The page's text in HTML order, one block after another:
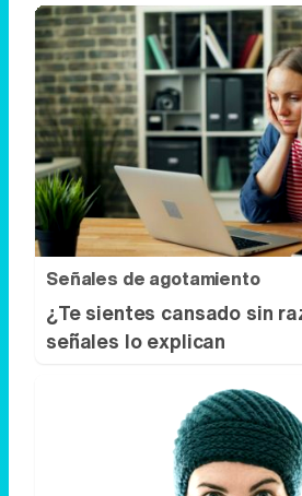
Señales de agotamiento
¿Te sientes cansado sin
señales lo explican